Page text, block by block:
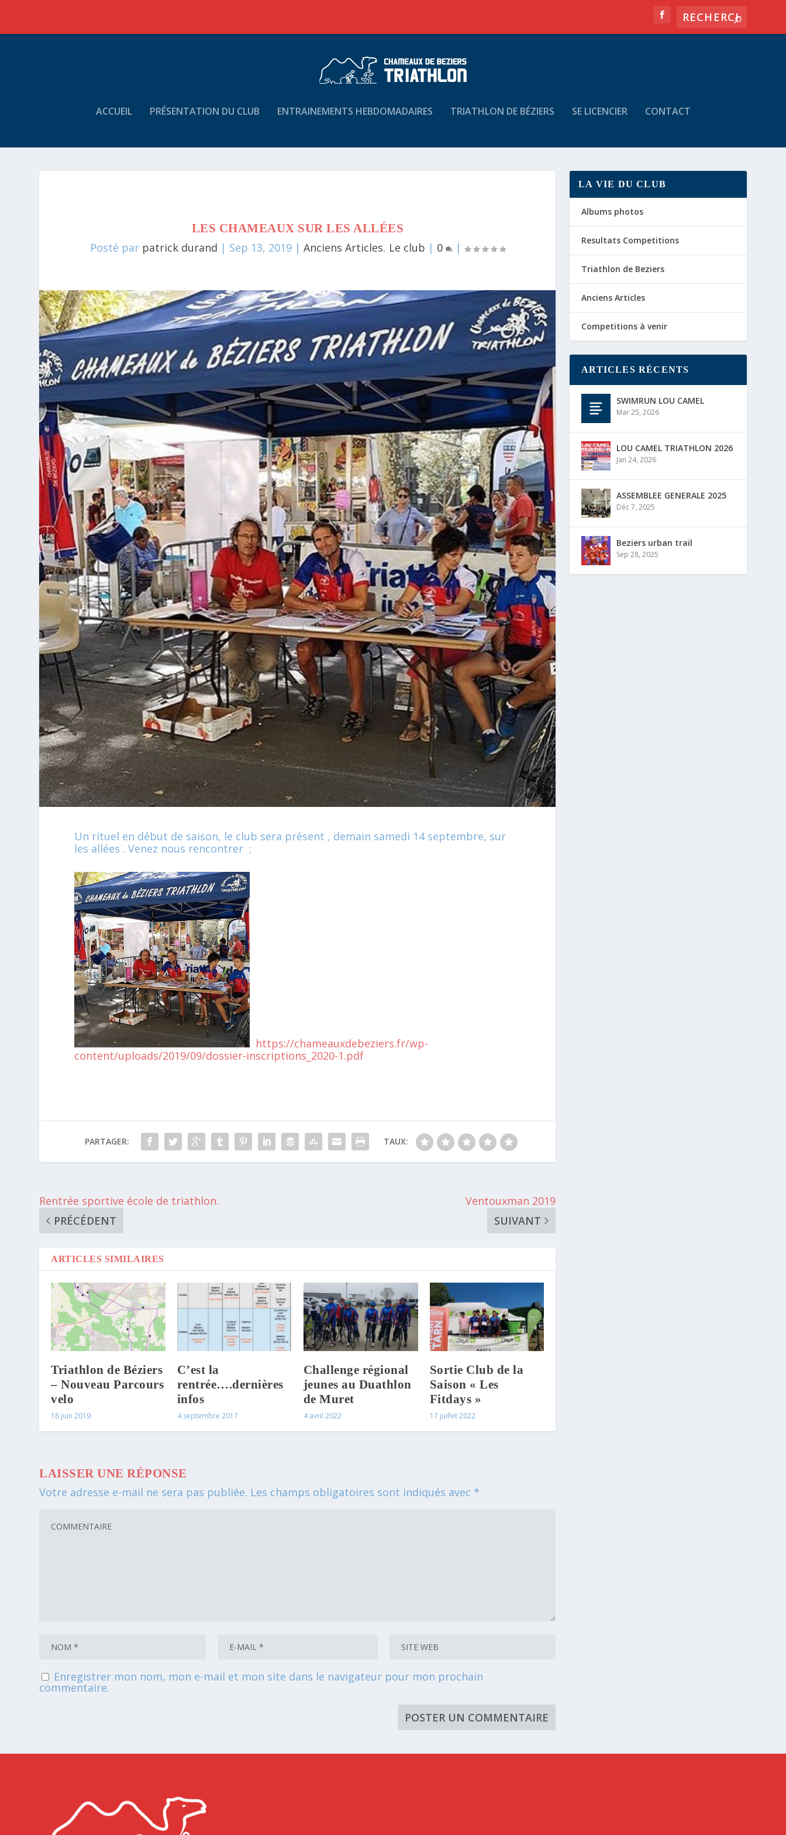
ACCUEIL PRÉSENTATION DU CLUB ENTRAINEMENTS HEBDOMADAIRES TRIATHLON DE BÉZIERS SE LICENCIER CONTACT
LES CHAMEAUX SUR LES ALLÉES
Posté par patrick durand | Sep 13, 2019| Anciens Articles, Le club | 0 |
Un rituel en début de saison, le club sera présent , demain samedi 14 septembre, sur
les allées . Venez nous rencontrer ;
https://chameauxdebeziers.fr/wp-
content/uploads/2019/09/dossier-inscriptions_2020-1.pdf
PARTAGER: TAUX:
Rentrée sportive école de triathlon.
PRÉCÉDENT
Ventouxman 2019
SUIVANT
ARTICLES SIMILAIRES
Triathlon de Béziers
– Nouveau Parcours
velo
18 juin 2019
C’est la
rentrée….dernières
infos
4 septembre 2017
Challenge régional
jeunes au Duathlon
de Muret
4 avril 2022
Sortie Club de la
Saison « Les
Fitdays »
17 juillet 2022
LAISSER UNE RÉPONSE
Votre adresse e-mail ne sera pas publiée. Les champs obligatoires sont indiqués avec *
Enregistrer mon nom, mon e-mail et mon site dans le navigateur pour mon prochain
commentaire.
LA VIE DU CLUB
Albums photos
Resultats Competitions
Triathlon de Beziers
Anciens Articles
Competitions à venir
ARTICLES RÉCENTS
SWIMRUN LOU CAMEL
Mar 25, 2026
LOU CAMEL TRIATHLON 2026
Jan 24, 2026
ASSEMBLEE GENERALE 2025
Déc 7, 2025
Beziers urban trail
Sep 28, 2025